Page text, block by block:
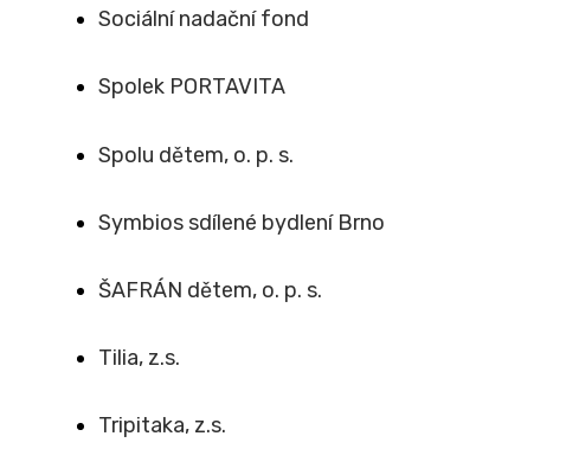
Sociální nadační fond
Spolek PORTAVITA
Spolu dětem, o. p. s.
Symbios sdílené bydlení Brno
ŠAFRÁN dětem, o. p. s.
Tilia, z.s.
Tripitaka, z.s.